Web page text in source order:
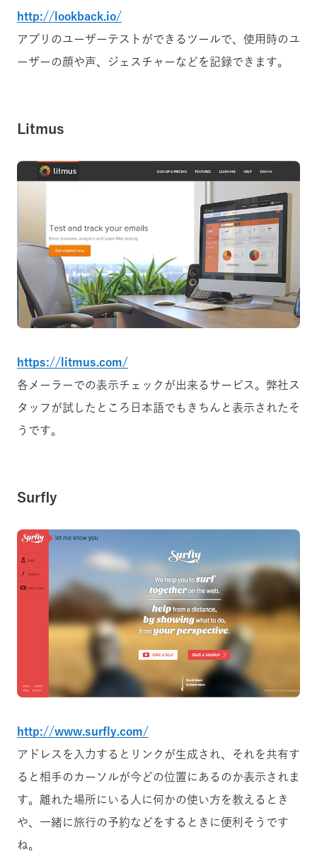
http://lookback.io/
アプリのユーザーテストができるツールで、使用時のユ
ーザーの顔や声、ジェスチャーなどを記録できます。
Litmus
https://litmus.com/
各メーラーでの表示チェックが出来るサービス。弊社ス
タッフが試したところ日本語でもきちんと表示されたそ
うです。
Surfly
http://www.surfly.com/
アドレスを入力するとリンクが生成され、それを共有す
ると相手のカーソルが今どの位置にあるのか表示されま
す。離れた場所にいる人に何かの使い方を教えるとき
や、一緒に旅行の予約などをするときに便利そうです
ね。